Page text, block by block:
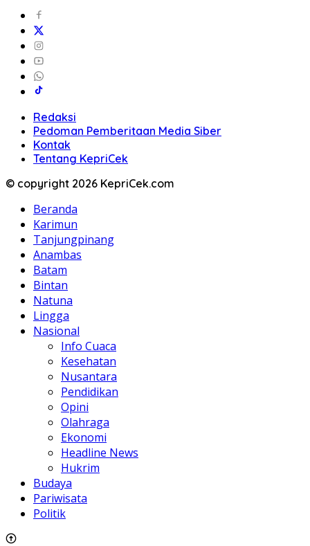
Redaksi
Pedoman Pemberitaan Media Siber
Kontak
Tentang KepriCek
© copyright 2026 KepriCek.com
Beranda
Karimun
Tanjungpinang
Anambas
Batam
Bintan
Natuna
Lingga
Nasional
Info Cuaca
Kesehatan
Nusantara
Pendidikan
Opini
Olahraga
Ekonomi
Headline News
Hukrim
Budaya
Pariwisata
Politik